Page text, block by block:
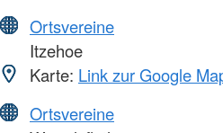
Ortsvereine
Itzehoe
Karte: Link zur Google
Ortsvereine